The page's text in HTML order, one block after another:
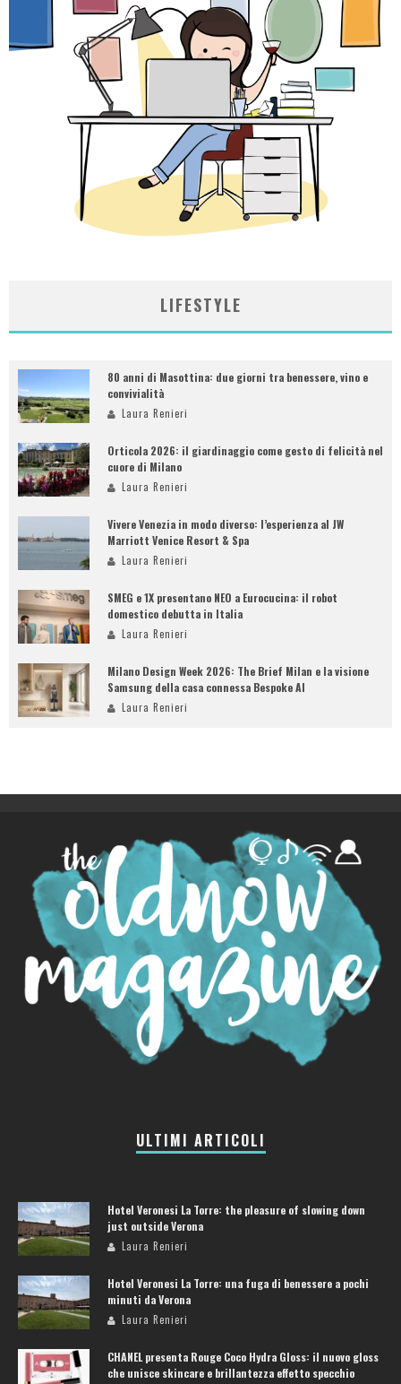
LIFESTYLE
80 anni di Masottina: due giorni tra benessere, vino e
convivialità
Laura Renieri
Orticola 2026: il giardinaggio come gesto di felicità nel
cuore di Milano
Laura Renieri
Vivere Venezia in modo diverso: l’esperienza al JW
Marriott Venice Resort & Spa
Laura Renieri
SMEG e 1X presentano NEO a Eurocucina: il robot
domestico debutta in Italia
Laura Renieri
Milano Design Week 2026: The Brief Milan e la visione
Samsung della casa connessa Bespoke AI
Laura Renieri
ULTIMI ARTICOLI
Hotel Veronesi La Torre: the pleasure of slowing down
just outside Verona
Laura Renieri
Hotel Veronesi La Torre: una fuga di benessere a pochi
minuti da Verona
Laura Renieri
CHANEL presenta Rouge Coco Hydra Gloss: il nuovo gloss
che unisce skincare e brillantezza effetto specchio